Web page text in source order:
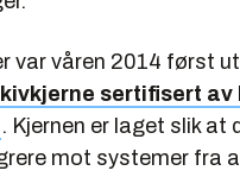
var våren 2014 først
sertifisert av
. Kjernen er laget slik at
mot systemer fra